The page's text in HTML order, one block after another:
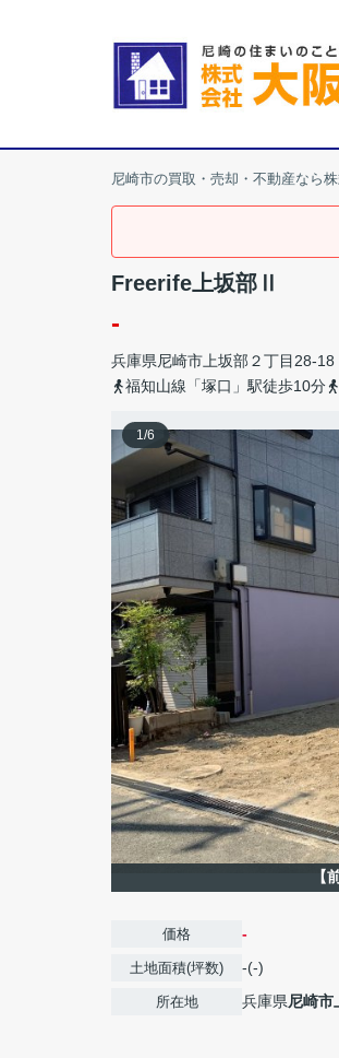
尼崎市の買取・売却・不動産なら
Freerife上坂部Ⅱ
-
兵庫県尼崎市 上坂部２丁目28-18
福知山線「塚口」駅徒歩10分
1/6
【
価格 -
土地面積(坪数) -(-)
所在地 兵庫県尼崎市